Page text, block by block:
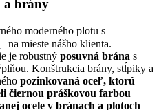
a brány
moderného plotu s
na mieste nášho klienta.
je robustný posuvná brána s
Konštrukcia brány, stĺpiky a
pozinkovaná oceľ, ktorú
čiernou práškovou farbou
ocele v bránach a plotoch